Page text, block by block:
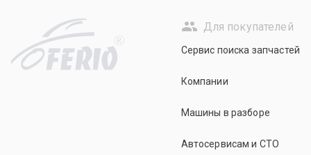
R
Для покупателей
Сервис поиска запчастей
Компании
Машины в разборе
Автосервисам и СТО